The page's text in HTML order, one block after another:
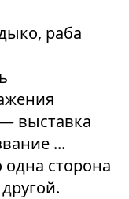
раба
выставка
...
одна сторона